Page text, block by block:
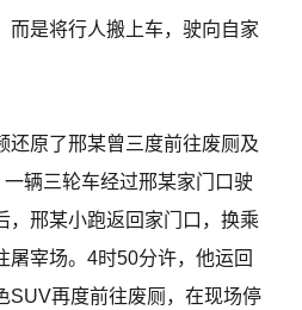
而是将行人搬上车，驶向自家
还原了邢某曾三度前往废厕及
辆三轮车经过邢某家门口驶
，邢某小跑返回家门口，换乘
屠宰场。4时50分许，他运回
SUV再度前往废厕，在现场停